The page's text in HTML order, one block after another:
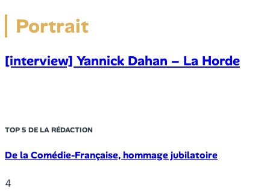
Portrait
[interview] Yannick Dahan – La Horde
TOP 5 DE LA RÉDACTION
De la Comédie-Française, hommage jubilatoire
4